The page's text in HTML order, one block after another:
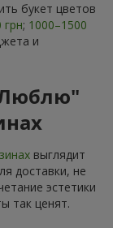
букет цветов
грн; 1000–1500
и
выглядит
доставки, не
эстетики
так ценят.